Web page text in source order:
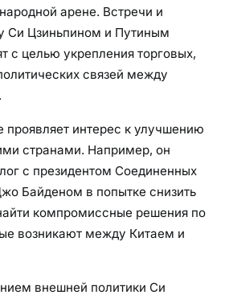
арене. Встречи и
Си Цзиньпином и Путиным
с целью укрепления торговых,
связей между
проявляет интерес к улучшению
странами. Например, он
с президентом Соединенных
Байденом в попытке снизить
компромиссные решения по
возникают между Китаем и
внешней политики Си